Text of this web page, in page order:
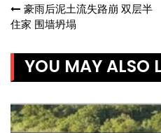
Post
豪雨后泥土流失路崩 双层半
住家 围墙坍塌
YOU MAY ALSO